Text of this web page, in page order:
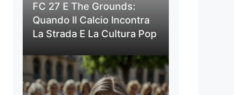
FC 27 E The Grounds:
Quando Il Calcio Incontra
La Strada E La Cultura Pop